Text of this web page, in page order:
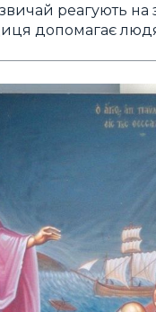
реагують на
допомагає